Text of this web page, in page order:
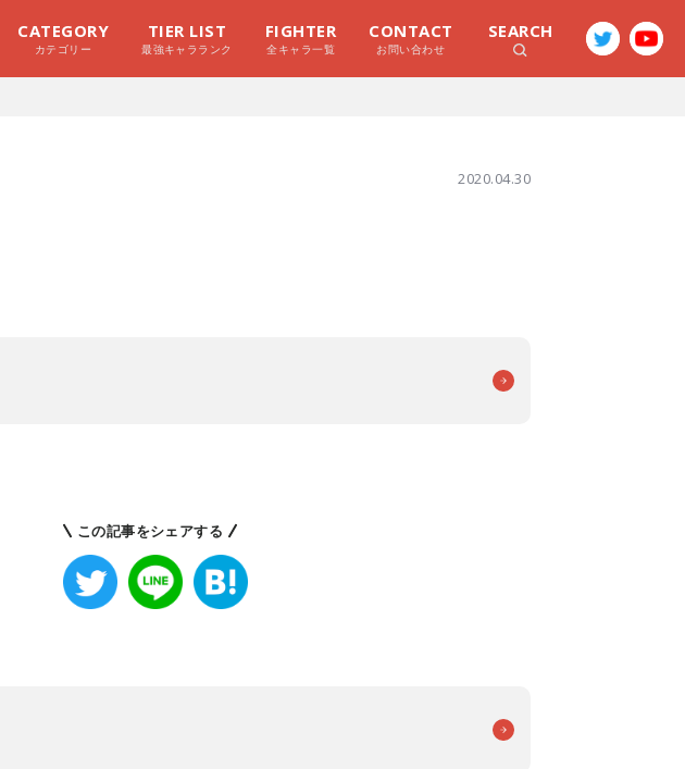
CATEGORY
カテゴリー
TIER LIST
最強キャラランク
FIGHTER
全キャラ一覧
CONTACT
お問い合わせ
SEARCH
2020.04.30
この記事をシェアする